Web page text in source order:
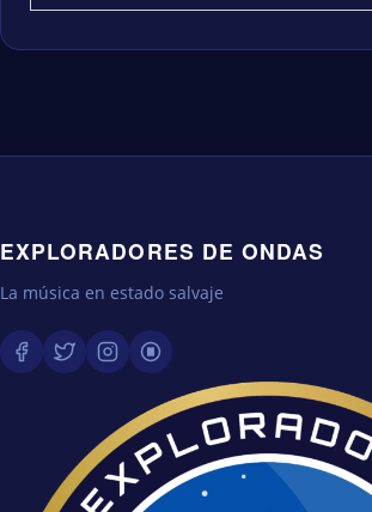
EXPLORADORES DE ONDAS
La música en estado salvaje